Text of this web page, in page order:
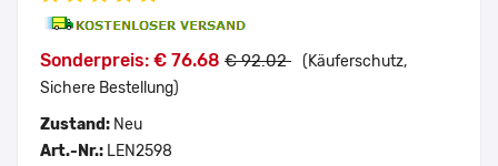
Sonderpreis: € 76.68 € 92.02 (Käuferschutz,
Sichere Bestellung)
Zustand: Neu
Art.-Nr.: LEN2598